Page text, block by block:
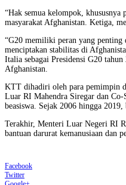
“Hak semua kelompok,
masyarakat Afghanistan. Ketiga,
“G20 memiliki peran yang penting
menciptakan stabilitas di
Italia sebagai Presidensi G20
Afghanistan.
KTT dihadiri oleh para pemimpin
Luar RI Mahendra Siregar dan Co-
beasiswa. Sejak 2006 hingga
Terakhir, Menteri Luar Negeri RI
bantuan darurat kemanusiaan dan
Facebook
Twitter